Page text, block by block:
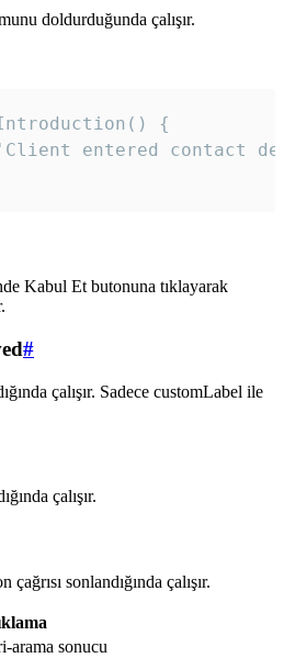
doldurduğunda çalışır.
{
entered contact
Kabul Et butonuna tıklayarak
#
çalışır. Sadece customLabel ile
çalışır.
sonlandığında çalışır.
arama sonucu